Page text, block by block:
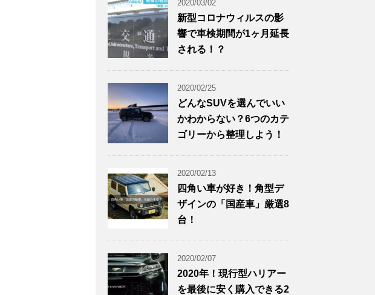
2020/03/02
新型コロナウィルスの影
響で車検期間が1ヶ月延長
される！？
2020/02/25
どんなSUVを選んでいい
かわからない？6つのカテ
ゴリーから整理しよう！
2020/02/13
四角い車が好き！角型デ
ザインの「国産車」厳選8
台！
2020/02/07
2020年！現行型ハリアー
を最後に安く購入できる2